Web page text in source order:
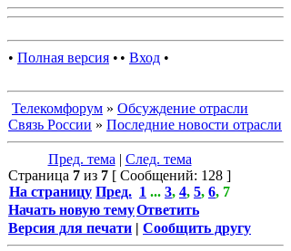
• Полная версия • • Вход •
Телекомфорум » Обсуждение отрасли
Связь России » Последние новости отрасли
Пред. тема | След. тема
Страница 7 из 7 [ Сообщений: 128 ]
На страницу Пред. 1 ... 3, 4, 5, 6, 7
Начать новую темуОтветить
Версия для печати | Сообщить другу